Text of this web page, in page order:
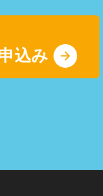
込み